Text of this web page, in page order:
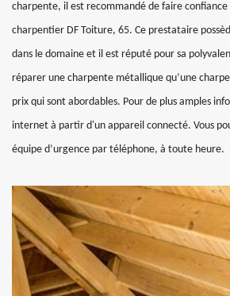
charpente, il est recommandé de faire confiance
charpentier DF Toiture, 65. Ce prestataire
dans le domaine et il est réputé pour sa
réparer une charpente métallique qu’une
prix qui sont abordables. Pour de plus amples
internet à partir d'un appareil connecté. Vous
équipe d’urgence par téléphone, à toute heure.